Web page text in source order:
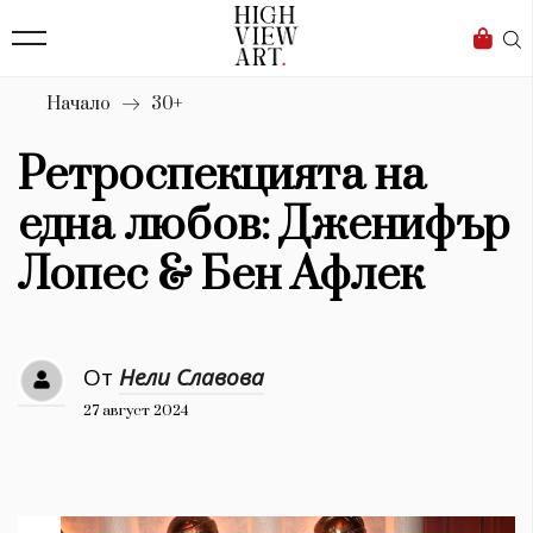
Бизнес
Мода
Dialogue
Изкуство
4340
Дизайн
Книги
Начало 30+
Ретроспекцията на
една любов: Дженифър
Лопес & Бен Афлек
От Нели Славова
27 август 2024